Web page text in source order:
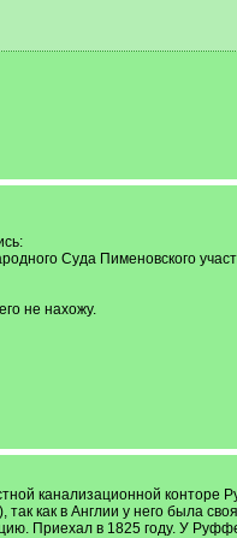
Суда Пименовского
не нахожу.
канализационной
как в Англии у него была
Приехал в 1825 году. У